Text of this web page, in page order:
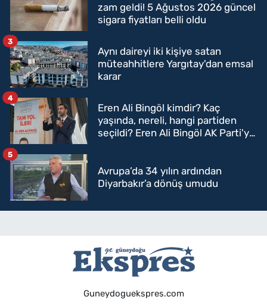
zam geldi! 5 Ağustos 2026 güncel
sigara fiyatları belli oldu
Aynı daireyi iki kişiye satan
müteahhitlere Yargıtay'dan emsal
karar
3
Eren Ali Bingöl kimdir? Kaç
yaşında, nereli, hangi partiden
seçildi? Eren Ali Bingöl AK Parti'ye
4
Avrupa’da 34 yılın ardından
Diyarbakır’a dönüş umudu
5
Guneydoguekspres.com